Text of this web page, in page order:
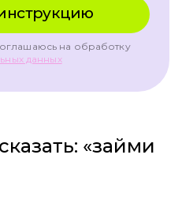
на обработку
данных
«займи